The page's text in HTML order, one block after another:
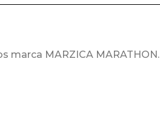
marca MARZICA MARATHON.